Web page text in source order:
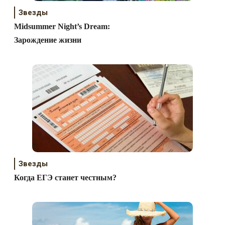
Звезды
Midsummer Night’s Dream:
Зарождение жизни
Звезды
Когда ЕГЭ станет честным?